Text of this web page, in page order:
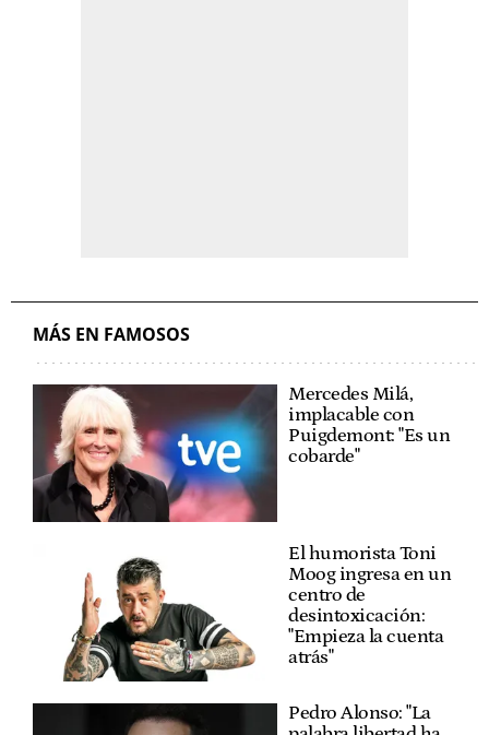
MÁS EN FAMOSOS
Mercedes Milá,
implacable con
Puigdemont: "Es un
cobarde"
El humorista Toni
Moog ingresa en un
centro de
desintoxicación:
"Empieza la cuenta
atrás"
Pedro Alonso: "La